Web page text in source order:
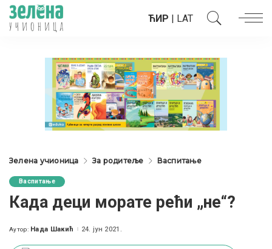
ЋИР | LAT
Зелена учионица За родитеље Васпитање
Васпитање
Када деци морате рећи „не“?
Posted
Аутор: Нада Шакић 24. јун 2021.